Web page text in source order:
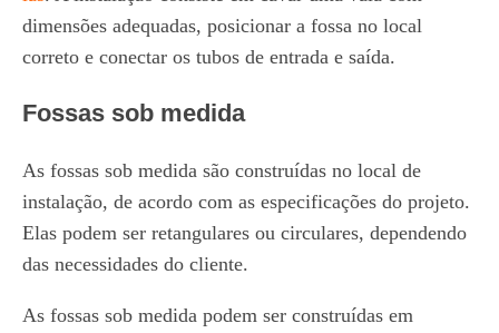
dimensões adequadas, posicionar a fossa no local
correto e conectar os tubos de entrada e saída.
Fossas sob medida
As fossas sob medida são construídas no local de
instalação, de acordo com as especificações do projeto.
Elas podem ser retangulares ou circulares, dependendo
das necessidades do cliente.
As fossas sob medida podem ser construídas em